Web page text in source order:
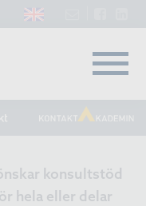
konsultstöd
hela eller delar